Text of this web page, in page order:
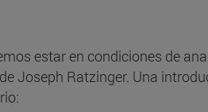
estar en condiciones de
Joseph Ratzinger. Una